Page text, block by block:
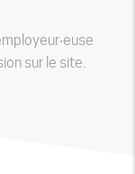
sur le site.